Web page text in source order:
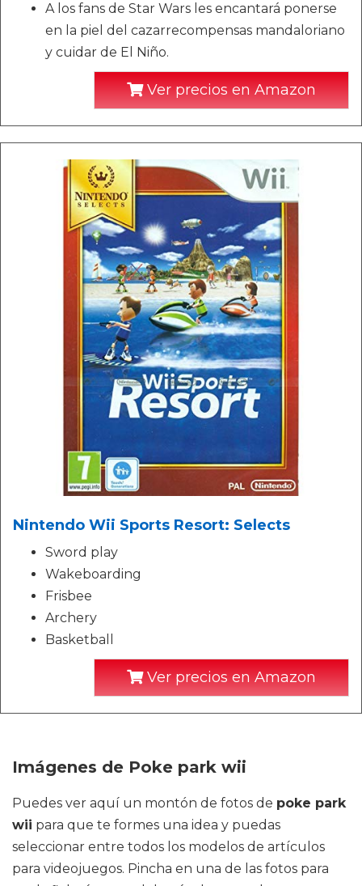
A los fans de Star Wars les encantará ponerse
en la piel del cazarrecompensas mandaloriano
y cuidar de El Niño.
Ver precios en Amazon
Nintendo Wii Sports Resort: Selects
Sword play
Wakeboarding
Frisbee
Archery
Basketball
Ver precios en Amazon
Imágenes de Poke park wii
Puedes ver aquí un montón de fotos de poke park
wii para que te formes una idea y puedas
seleccionar entre todos los modelos de artículos
para videojuegos. Pincha en una de las fotos para